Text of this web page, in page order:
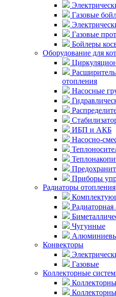
Газовые
Газовые
Бойлеры
Оборудование для
отопления
Насосные
ИБП и АКБ
Насосно-
Приборы
Радиаторы отопления
Радиаторная
Чугунные
Конвекторы
Газовые
Коллекторные